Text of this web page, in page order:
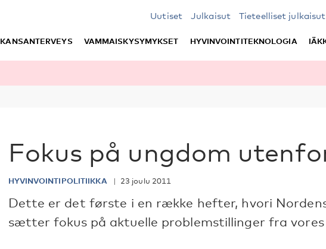
Uutiset Julkaisut Tieteelliset julkaisut
KANSANTERVEYS VAMMAISKYSYMYKSET HYVINVOINTITEKNOLOGIA
Fokus på ungdom
HYVINVOINTIPOLITIIKKA 23 joulu 2011
Dette er det første i en række hefter, hvori
sætter fokus på aktuelle problemstillinger fra